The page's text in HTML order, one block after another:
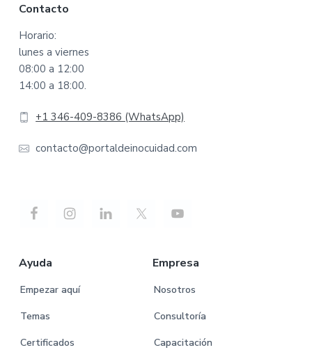
Footer
Contacto
Horario:
lunes a viernes
08:00 a 12:00
14:00 a 18:00.
+1 346-409-8386 (WhatsApp)
contacto@portaldeinocuidad.com
Ayuda
Empezar aquí
Temas
Certificados
Empresa
Nosotros
Consultoría
Capacitación